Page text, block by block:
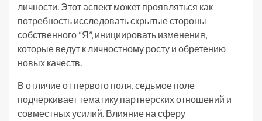
личности. Этот аспект может проявляться как
потребность исследовать скрытые стороны
собственного “Я”, инициировать изменения,
которые ведут к личностному росту и обретению
новых качеств.
В отличие от первого поля, седьмое поле
подчеркивает тематику партнерских отношений и
совместных усилий. Влияние на сферу